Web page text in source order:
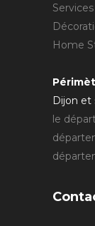
Home
Dijon et
le